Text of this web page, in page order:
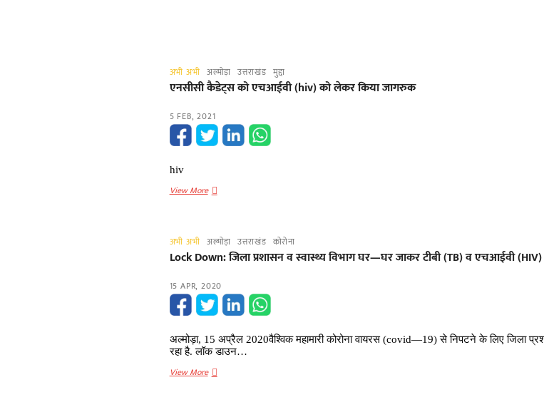
अभी अभी अल्मोड़ा उत्तराखंड मुद्दा
एनसीसी कैडेट्स को एचआईवी (hiv) को लेकर किया जागरुक
5 FEB, 2021
hiv
View Moreएनसीसी
(hiv)
को
किया
जागरुक
अभी अभी अल्मोड़ा उत्तराखंड कोरोना
Lock Down: जिला प्रशासन व स्वास्थ्य विभाग घर—घर जाकर टीबी (TB) व एचआईवी (HIV)
15 APR, 2020
अल्मोड़ा, 15 अप्रैल 2020वैश्विक महामारी कोरोना वायरस (covid—19) से निपटने के लिए जिला
रहा है. लॉक डाउन…
View MoreLock